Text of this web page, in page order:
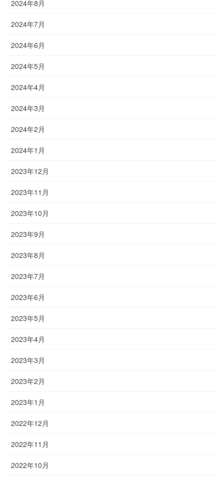
2024年8月
2024年7月
2024年6月
2024年5月
2024年4月
2024年3月
2024年2月
2024年1月
2023年12月
2023年11月
2023年10月
2023年9月
2023年8月
2023年7月
2023年6月
2023年5月
2023年4月
2023年3月
2023年2月
2023年1月
2022年12月
2022年11月
2022年10月